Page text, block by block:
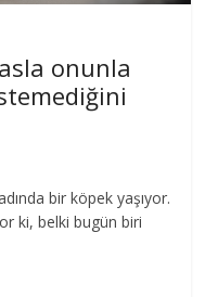
onunla
bir köpek yaşıyor.
ki, belki bugün biri